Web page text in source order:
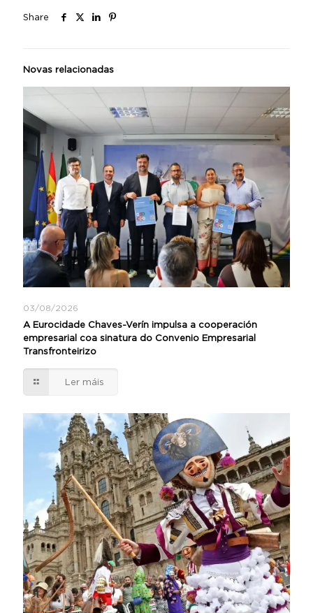
Share
Novas relacionadas
03/08/2026
A Eurocidade Chaves-Verín impulsa a cooperación
empresarial coa sinatura do Convenio Empresarial
Transfronteirizo
Ler máis